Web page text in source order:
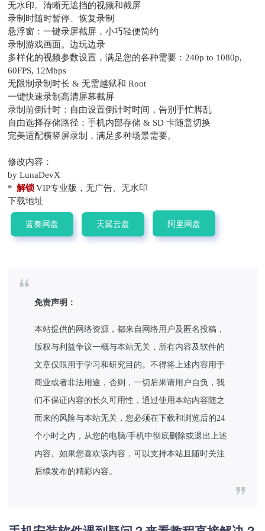
无水印。清晰无遮挡的视频和截屏
录制时随时暂停、恢复录制
悬浮窗：一键录屏截屏，小巧轻便简约
录制游戏画面。边玩边录
多样化的视频参数设置，满足您的各种需要：240p to 1080p,
60FPS, 12Mbps
无限制录制时长 & 无需越狱和 Root
一键快速录制高清屏幕截屏
录制前倒计时：自由设置倒计时时间，告别手忙脚乱
自由选择存储路径：手机内部存储 & SD 卡随意切换
完美适配横竖屏录制，满足多种场景需要。
修改内容：
by LunaDevX
* 解锁 VIP专业版，无广告、无水印
下载地址
蓝奏网盘 天翼云盘 阿里网盘
免责声明：
本站提供的网络资源，都来自网络用户及匿名投稿，
版权与利益争议一概与本站无关，所有内容及软件的
文章仅限用于学习和研究目的。不得将上述内容用于
商业或者非法用途，否则，一切后果请用户自负，我
们不保证内容的长久可用性，通过使用本站内容随之
而来的风险与本站无关，您必须在下载和浏览后的24
个小时之内，从您的电脑/手机中彻底删除或退出上述
内容。如果您喜欢该内容，可以支持本站且随时关注
后续发布的精彩内容。